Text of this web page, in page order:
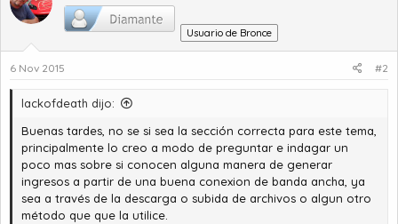
Usuario de Bronce
6 Nov 2015 #2
lackofdeath dijo:
Buenas tardes, no se si sea la sección correcta para este tema,
principalmente lo creo a modo de preguntar e indagar un
poco mas sobre si conocen alguna manera de generar
ingresos a partir de una buena conexion de banda ancha, ya
sea a través de la descarga o subida de archivos o algun otro
método que que la utilice.